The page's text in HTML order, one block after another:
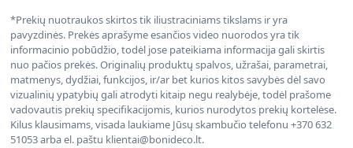
*Prekių nuotraukos skirtos tik iliustraciniams tikslams ir yra
pavyzdinės. Prekės aprašyme esančios video nuorodos yra tik
informacinio pobūdžio, todėl jose pateikiama informacija gali skirtis
nuo pačios prekės. Originalių produktų spalvos, užrašai, parametrai,
matmenys, dydžiai, funkcijos, ir/ar bet kurios kitos savybės dėl savo
vizualinių ypatybių gali atrodyti kitaip negu realybėje, todėl prašome
vadovautis prekių specifikacijomis, kurios nurodytos prekių kortelėse.
Kilus klausimams, visada laukiame Jūsų skambučio telefonu +370 632
51053 arba el. paštu klientai@bonideco.lt.